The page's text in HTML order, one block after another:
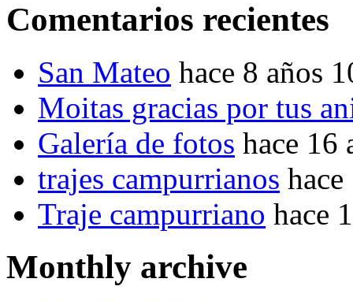
Comentarios recientes
San Mateo hace 8 años
Moitas gracias por tus
Galería de fotos hace 16
trajes campurrianos
Traje campurriano hace
Monthly archive